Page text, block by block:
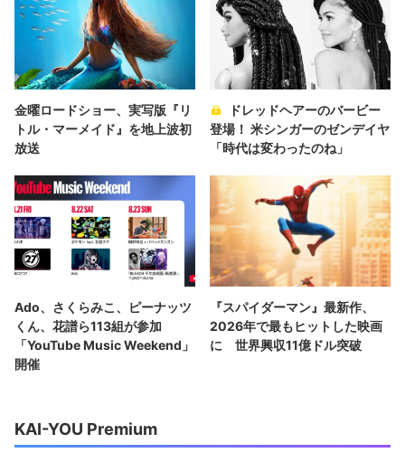
金曜ロードショー、実写版『リ
トル・マーメイド』を地上波初
放送
ドレッドヘアーのバービー
登場！ 米シンガーのゼンデイヤ
「時代は変わったのね」
Ado、さくらみこ、ピーナッツ
くん、花譜ら113組が参加
「YouTube Music Weekend」
開催
『スパイダーマン』最新作、
2026年で最もヒットした映画
に 世界興収11億ドル突破
KAI-YOU Premium